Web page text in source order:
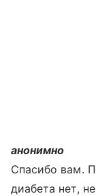
анонимно
Спасибо вам.
диабета нет,